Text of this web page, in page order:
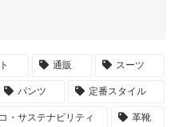
通販 スーツ
パンツ 定番スタイル
・サステナビリティ 革靴